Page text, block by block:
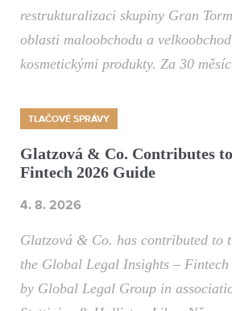
restrukturalizaci skupiny Gran
oblasti maloobchodu a
kosmetickými produkty. Za 30
TLAČOVÉ SPRÁVY
Glatzová & Co. Contributes
Fintech 2026 Guide
4. 8. 2026
Glatzová & Co. has contributed to
the Global Legal Insights –
by Global Legal Group in